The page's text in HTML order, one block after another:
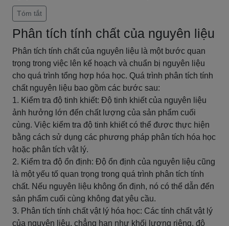
Tóm tắt
Phân tích tính chất của nguyên liệu
Phân tích tính chất của nguyên liệu là một bước quan
trọng trong việc lên kế hoạch và chuẩn bị nguyên liệu
cho quá trình tổng hợp hóa học. Quá trình phân tích tính
chất nguyên liệu bao gồm các bước sau:
1. Kiểm tra độ tinh khiết: Độ tinh khiết của nguyên liệu
ảnh hưởng lớn đến chất lượng của sản phẩm cuối
cùng. Việc kiểm tra độ tinh khiết có thể được thực hiện
bằng cách sử dụng các phương pháp phân tích hóa học
hoặc phân tích vật lý.
2. Kiểm tra độ ổn định: Độ ổn định của nguyên liệu cũng
là một yếu tố quan trọng trong quá trình phân tích tính
chất. Nếu nguyên liệu không ổn định, nó có thể dẫn đến
sản phẩm cuối cùng không đạt yêu cầu.
3. Phân tích tính chất vật lý hóa học: Các tính chất vật lý
của nguyên liệu, chẳng hạn như khối lượng riêng, độ